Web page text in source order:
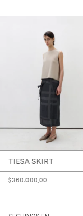
TIESA SKIRT
$360.000,00